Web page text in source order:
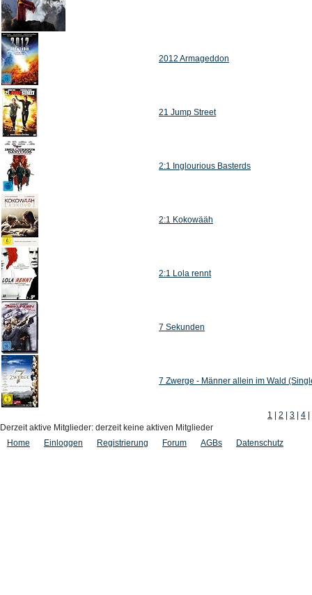
2012 Armageddon
21 Jump Street
2:1 Inglourious Basterds
2:1 Kokowääh
2:1 Lola rennt
7 Sekunden
7 Zwerge - Männer allein im Wald
1 2 3 4
Derzeit aktive Mitglieder: derzeit keine aktiven Mitglieder
Home
Einloggen Registrierung Forum AGBs Datenschutz